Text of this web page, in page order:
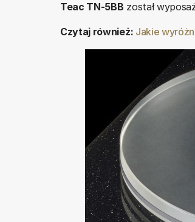
Teac TN-5BB został
Czytaj również: Jakie